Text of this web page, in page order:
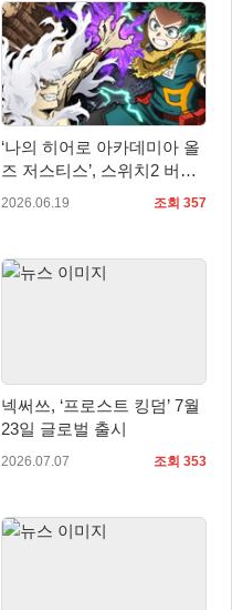
‘나의 히어로 아카데미아 올
즈 저스티스’, 스위치2 버전
9월 3일 발매… 팩맨 미니게
2026.06.19 조회 357
넥써쓰, ‘프로스트 킹덤’ 7월
23일 글로벌 출시
2026.07.07 조회 353